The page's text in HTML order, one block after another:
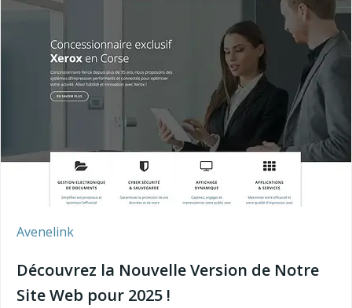
Avenelink
Découvrez la Nouvelle Version de Notre
Site Web pour 2025 !